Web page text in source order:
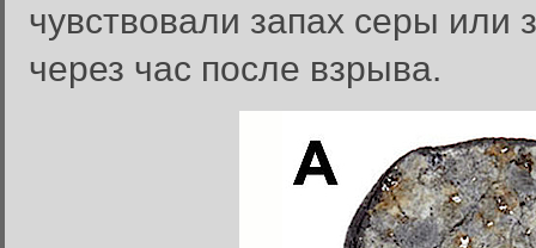
чувствовали запах серы или
через час после взрыва.